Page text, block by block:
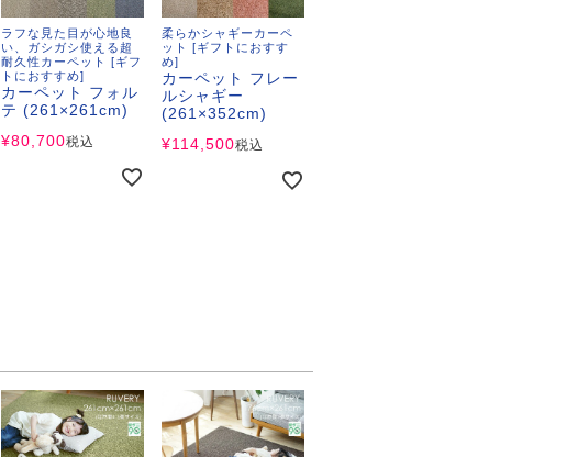
ラフな見た目が心地良
い、ガシガシ使える超
耐久性カーペット [ギフ
トにおすすめ]
カーペット フォル
テ (261×261cm)
¥80,700税込
柔らかシャギーカーペ
ット [ギフトにおすす
め]
カーペット フレー
ルシャギー
(261×352cm)
¥114,500税込